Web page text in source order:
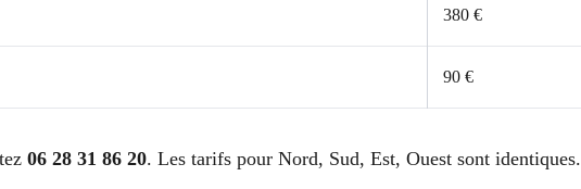
380 €
90 €
06 28 31 86 20. Les tarifs pour Nord, Sud, Est, Ouest sont identiques.